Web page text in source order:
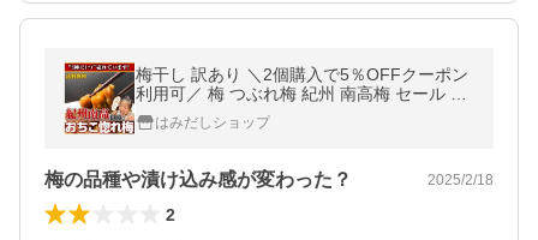
梅干し 訳あり ＼2個購入で5％OFFクーポン
利用可／ 梅 つぶれ梅 紀州 南高梅 セール は
ちみつ うめしそ 800g おちこ惚れ梅 お取り
寄せ 国産100％ 爆買
はみだしショップ
梅の品種や漬け込み感が変わった？ 2025/2/18
2